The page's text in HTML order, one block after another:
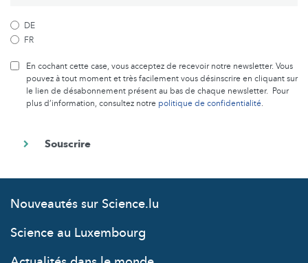
DE
FR
En cochant cette case, vous acceptez de recevoir notre newsletter. Vous
pouvez à tout moment et très facilement vous désinscrire en cliquant sur
le lien de désabonnement présent au bas de chaque newsletter. Pour
plus d’information, consultez notre politique de confidentialité.
Nouveautés sur Science.lu
Science au Luxembourg